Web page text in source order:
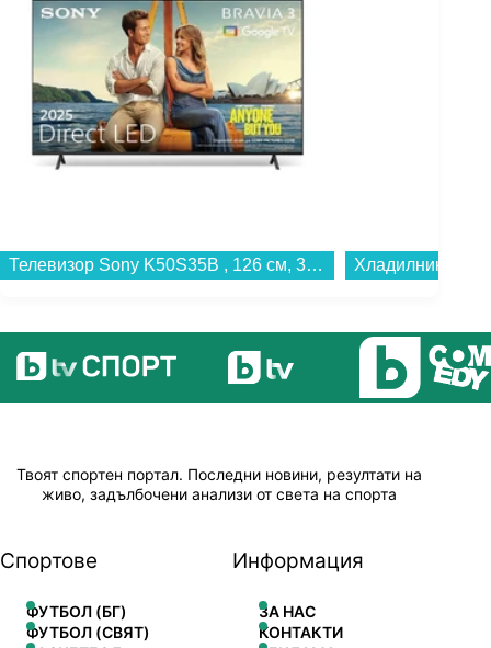
Хладилник с горна камера Crown CFN500WDX , 479 l, E , No Frost , Инокс...
Твоят спортен портал. Последни новини, резултати на
живо, задълбочени анализи от света на спорта
Спортове
ФУТБОЛ (БГ)
ФУТБОЛ (СВЯТ)
Информация
ЗА НАС
КОНТАКТИ